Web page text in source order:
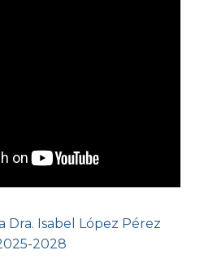
Dra. Isabel López Pérez
2028